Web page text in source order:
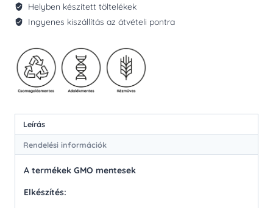
Helyben készített töltelékek
Ingyenes kiszállítás az átvételi pontra
Leírás
Rendelési információk
A termékek GMO mentesek
Elkészítés: